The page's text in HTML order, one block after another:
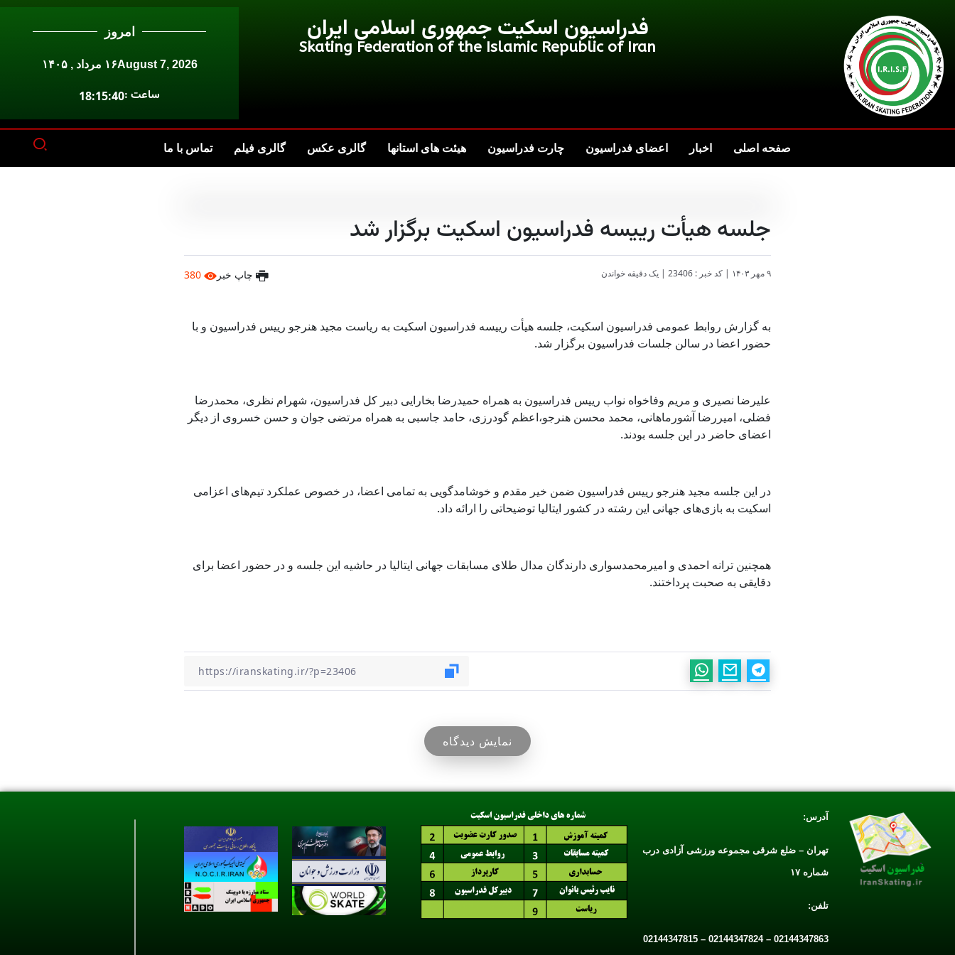
فدراسیون اسکیت جمهوری اسلامی ایران
Skating Federation of the Islamic Republic of Iran
امروز
August 7, 2026۱۶ مرداد , ۱۴۰۵
ساعت :18:15:40
صفحه اصلی اخبار اعضای فدراسیون چارت فدراسیون هیئت های استانها گالری عکس گالری فیلم تماس با ما
جلسه هیأت رییسه فدراسیون اسکیت برگزار شد
۹ مهر ۱۴۰۳ |کد خبر : 23406 |یک دقیقه خواندن چاپ خبر 380
به گزارش روابط عمومی فدراسیون اسکیت، جلسه هیأت رییسه فدراسیون اسکیت به ریاست مجید هنرجو رییس فدراسیون و با
حضور اعضا در سالن جلسات فدراسیون برگزار شد.
علیرضا نصیری و مریم وفاخواه نواب رییس فدراسیون به همراه حمیدرضا بخارایی دبیر کل فدراسیون، شهرام نظری، محمدرضا
فضلی، امیررضا آشورماهانی، محمد محسن هنرجو،اعظم گودرزی، حامد جاسبی به همراه مرتضی جوان و حسن خسروی از دیگر
اعضای حاضر در این جلسه بودند.
در این جلسه مجید هنرجو رییس فدراسیون ضمن خیر مقدم و خوشامدگویی به تمامی اعضا، در خصوص عملکرد تیم‌های اعزامی
اسکیت به بازی‌های جهانی این رشته در کشور ایتالیا توضیحاتی را ارائه داد.
همچنین ترانه احمدی و امیرمحمدسواری دارندگان مدال طلای مسابقات جهانی ایتالیا در حاشیه این جلسه و در حضور اعضا برای
دقایقی به صحبت پرداختند.
نمایش دیدگاه
آدرس:
تهران – ضلع شرقی مجموعه ورزشی آزادی درب
شماره ۱۷
تلفن:
02144347863 – 02144347824 – 02144347815